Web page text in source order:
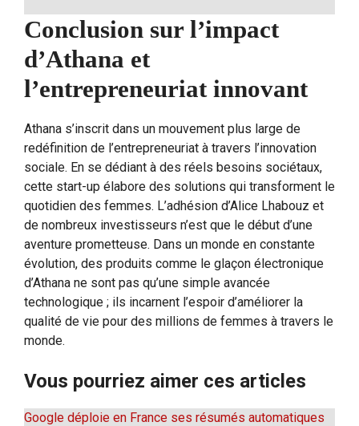
Conclusion sur l’impact
d’Athana et
l’entrepreneuriat innovant
Athana s’inscrit dans un mouvement plus large de
redéfinition de l’entrepreneuriat à travers l’innovation
sociale. En se dédiant à des réels besoins sociétaux,
cette start-up élabore des solutions qui transforment le
quotidien des femmes. L’adhésion d’Alice Lhabouz et
de nombreux investisseurs n’est que le début d’une
aventure prometteuse. Dans un monde en constante
évolution, des produits comme le glaçon électronique
d’Athana ne sont pas qu’une simple avancée
technologique ; ils incarnent l’espoir d’améliorer la
qualité de vie pour des millions de femmes à travers le
monde.
Vous pourriez aimer ces articles
Google déploie en France ses résumés automatiques